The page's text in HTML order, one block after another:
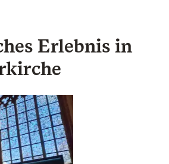
Erlebnis in